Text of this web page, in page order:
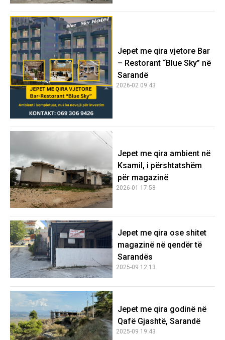
Jepet me qira vjetore Bar
– Restorant “Blue Sky” në
Sarandë
2026-02 09:43
Jepet me qira ambient në
Ksamil, i përshtatshëm
për magazinë
2026-01 17:58
Jepet me qira ose shitet
magazinë në qendër të
Sarandës
2025-09 12:13
Jepet me qira godinë në
Qafë Gjashtë, Sarandë
2025-09 19:43